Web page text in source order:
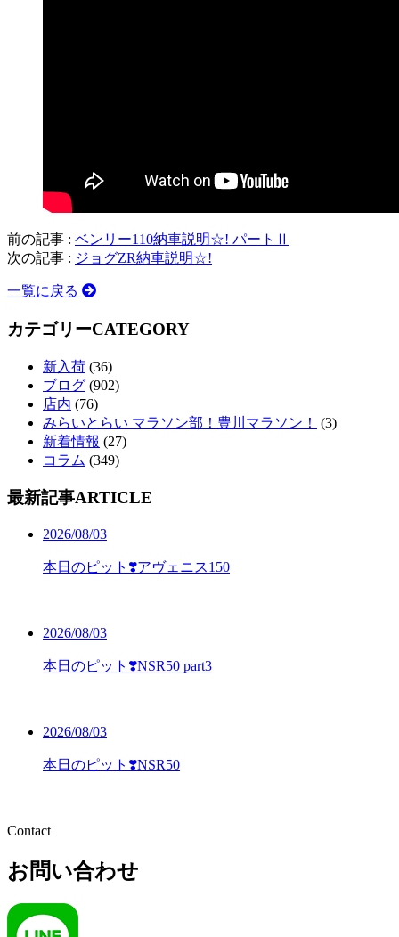
前の記事 : ベンリー110納車説明☆! パートⅡ
次の記事 : ジョグZR納車説明☆!
一覧に戻る
カテゴリーCATEGORY
新入荷 (36)
ブログ (902)
店内 (76)
みらいとらい マラソン部！豊川マラソン！
(3)
新着情報 (27)
コラム (349)
最新記事ARTICLE
2026/08/03
本日のピット❣️アヴェニス150
2026/08/03
本日のピット❣️NSR50 part3
2026/08/03
本日のピット❣️NSR50
Contact
お問い合わせ